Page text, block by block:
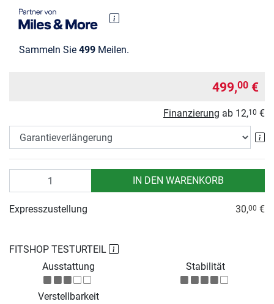
Sammeln Sie 499 Meilen.
499,00 €
Finanzierung ab 12,10 €
IN DEN WARENKORB
FITSHOP TESTURTEIL
Ausstattung
Stabilität
Verstellbarkeit
Expresszustellung 30,00 €